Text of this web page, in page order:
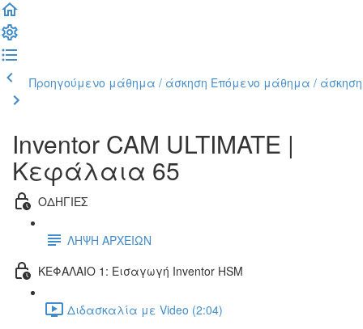
Προηγούμενο μάθημα / άσκηση Επόμενο μάθημα / άσκηση
Inventor CAM ULTIMATE |
Κεφάλαια 65
ΟΔΗΓΙΕΣ
ΛΗΨΗ ΑΡΧΕΙΩΝ
ΚΕΦΑΛΑΙΟ 1: Εισαγωγή Inventor HSM
Διδασκαλία με Video (2:04)